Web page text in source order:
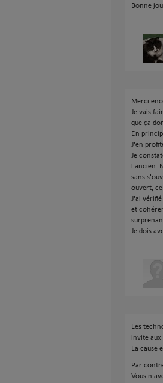
Bonne
Merci
Je vais
que ça
En
J'en
Je
l'ancien.
sans
ouvert,
J'ai
et
Je dois
Les
invite aux
La cause
Par
Vous